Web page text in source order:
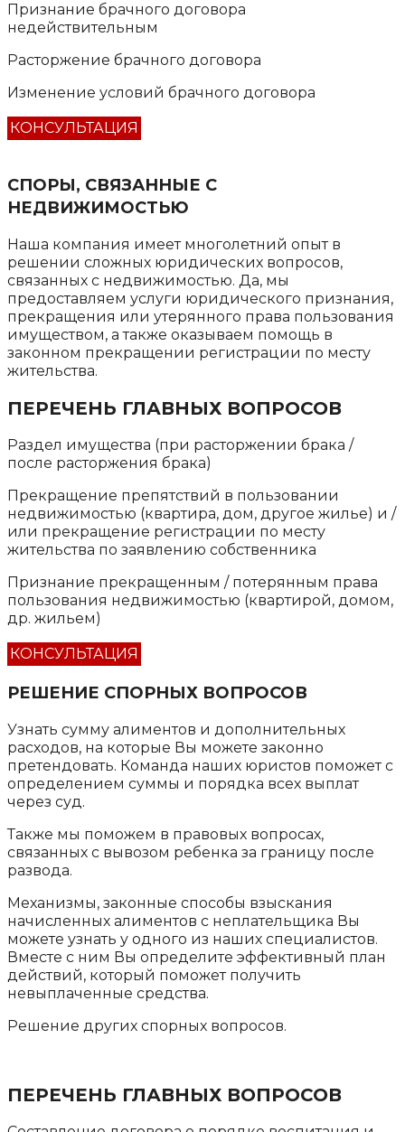
Признание брачного договора
недействительным
Расторжение брачного договора
Изменение условий брачного договора
КОНСУЛЬТАЦИЯ
СПОРЫ, СВЯЗАННЫЕ С
НЕДВИЖИМОСТЬЮ
Наша компания имеет многолетний опыт в
решении сложных юридических вопросов,
связанных с недвижимостью. Да, мы
предоставляем услуги юридического признания,
прекращения или утерянного права пользования
имуществом, а также оказываем помощь в
законном прекращении регистрации по месту
жительства.
ПЕРЕЧЕНЬ ГЛАВНЫХ ВОПРОСОВ
Раздел имущества (при расторжении брака /
после расторжения брака)
Прекращение препятствий в пользовании
недвижимостью (квартира, дом, другое жилье) и /
или прекращение регистрации по месту
жительства по заявлению собственника
Признание прекращенным / потерянным права
пользования недвижимостью (квартирой, домом,
др. жильем)
КОНСУЛЬТАЦИЯ
РЕШЕНИЕ СПОРНЫХ ВОПРОСОВ
Узнать сумму алиментов и дополнительных
расходов, на которые Вы можете законно
претендовать. Команда наших юристов поможет с
определением суммы и порядка всех выплат
через суд.
Также мы поможем в правовых вопросах,
связанных с вывозом ребенка за границу после
развода.
Механизмы, законные способы взыскания
начисленных алиментов с неплательщика Вы
можете узнать у одного из наших специалистов.
Вместе с ним Вы определите эффективный план
действий, который поможет получить
невыплаченные средства.
Решение других спорных вопросов.
ПЕРЕЧЕНЬ ГЛАВНЫХ ВОПРОСОВ